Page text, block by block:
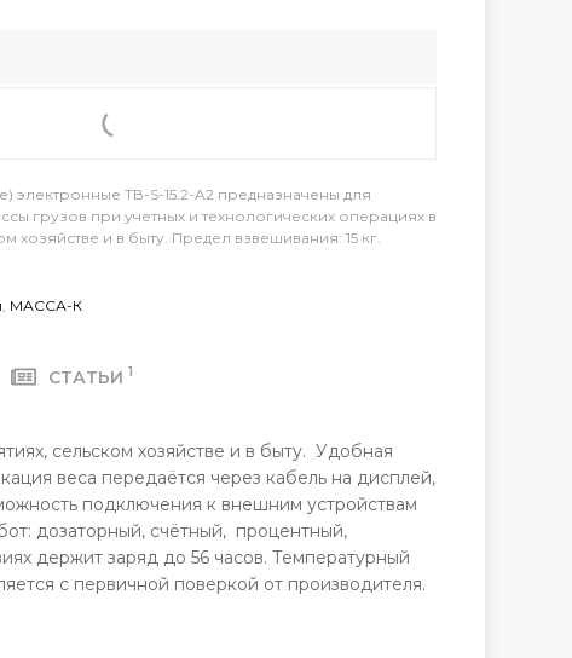
электронные ТВ-S-15.2-A2 предназначены для
грузов при учетных и технологических операциях в
хозяйстве и в быту. Предел взвешивания: 15 кг.
МАССА-К
СТАТЬИ 1
сельском хозяйстве и в быту. Удобная
веса передаётся через кабель на дисплей,
подключения к внешним устройствам
дозаторный, счётный, процентный,
держит заряд до 56 часов. Температурный
с первичной поверкой от производителя.